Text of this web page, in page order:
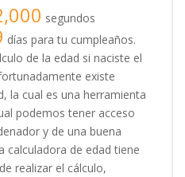
segundos
días para tu cumpleaños.
de la edad si naciste el
existe
la cual es una herramienta
podemos tener acceso
y de una buena
calculadora de edad tiene
realizar el cálculo,